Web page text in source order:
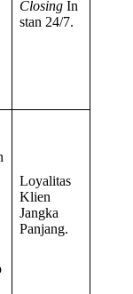
Closing In
stan 24/7.
Loyalitas
Klien
Jangka
Panjang.